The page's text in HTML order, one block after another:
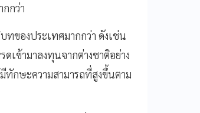
กว่า
ของประเทศมากกว่า ดังเช่น
เข้ามาลงทุนจากต่างชาติอย่าง
กษะความสามารถที่สูงขึ้นตาม